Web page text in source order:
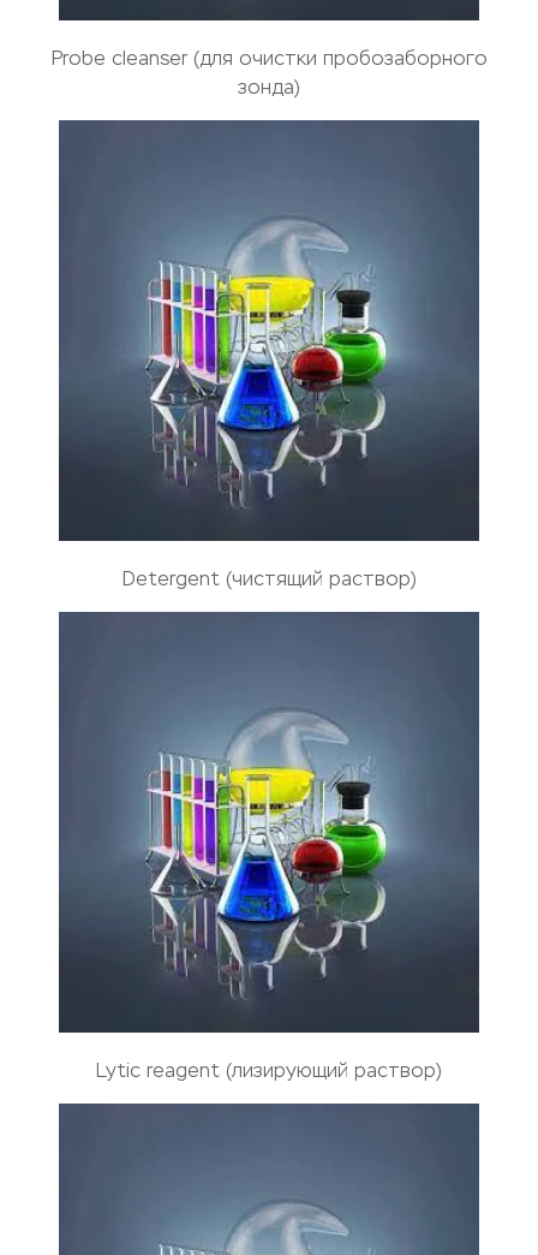
Probe cleanser (для очистки пробозаборного
зонда)
Detergent (чистящий раствор)
Lytic reagent (лизирующий раствор)